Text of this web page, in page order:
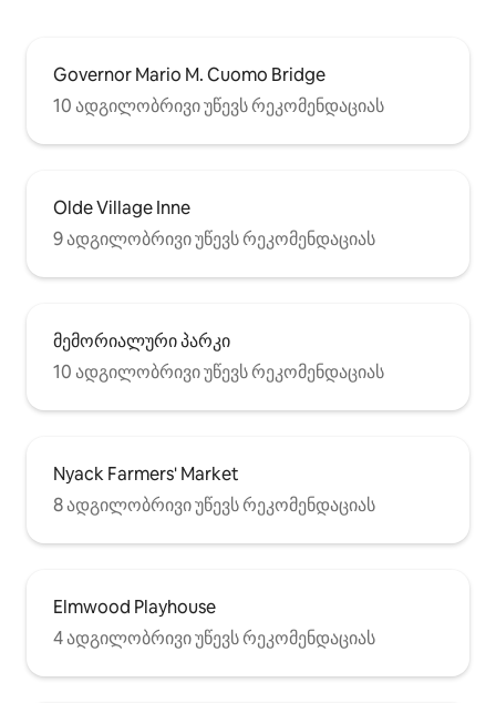
Governor Mario M. Cuomo Bridge
10 ადგილობრივი უწევს რეკომენდაციას
Olde Village Inne
9 ადგილობრივი უწევს რეკომენდაციას
მემორიალური პარკი
10 ადგილობრივი უწევს რეკომენდაციას
Nyack Farmers' Market
8 ადგილობრივი უწევს რეკომენდაციას
Elmwood Playhouse
4 ადგილობრივი უწევს რეკომენდაციას